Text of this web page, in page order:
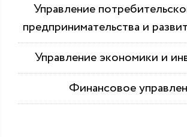
Управление
предпринимательства и
Управление экономики и
Финансовое